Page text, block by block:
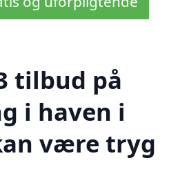
tilbud på
i haven i
være tryg